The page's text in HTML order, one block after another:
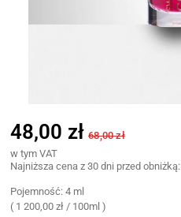
48,00 zł 68,00 zł
w tym VAT
Najniższa cena z 30 dni przed obniżką:
Pojemność: 4 ml
( 1 200,00 zł / 100ml )